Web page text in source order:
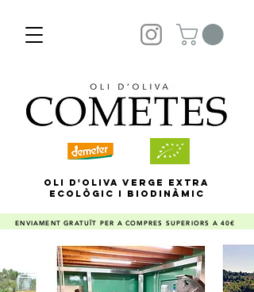
OLI D'OLIVA VERGE EXTRA
ECOLÒGIC I BIODINÀMIC
ENVIAMENT GRATUÏT PER A COMPRES SUPERIORS A 40€